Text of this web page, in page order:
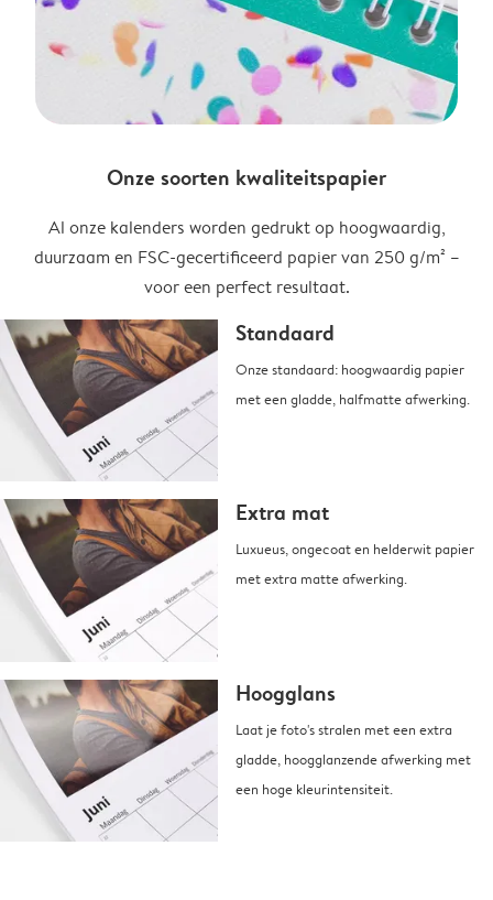
Onze soorten kwaliteitspapier
Al onze kalenders worden gedrukt op hoogwaardig,
duurzaam en FSC-gecertificeerd papier van 250 g/m² –
voor een perfect resultaat.
Standaard
Onze standaard: hoogwaardig papier
met een gladde, halfmatte afwerking.
Extra mat
Luxueus, ongecoat en helderwit papier
met extra matte afwerking.
Hoogglans
Laat je foto's stralen met een extra
gladde, hoogglanzende afwerking met
een hoge kleurintensiteit.